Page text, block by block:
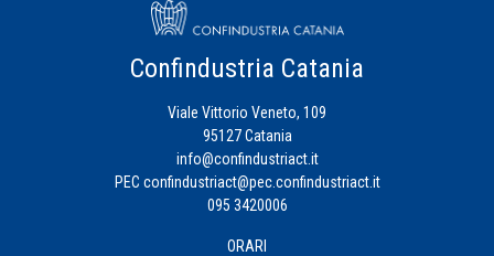
Confindustria Catania
Viale Vittorio Veneto, 109
95127 Catania
info@confindustriact.it
PEC confindustriact@pec.confindustriact.it
095 3420006
ORARI